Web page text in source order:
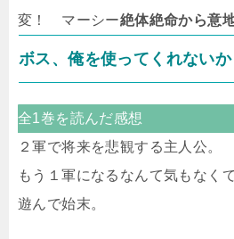
変！ マーシー絶体絶命から意
ボス、俺を使ってくれない
全1巻を読んだ感想
２軍で将来を悲観する主人公。
もう１軍になるなんて気もなく
遊んで始末。